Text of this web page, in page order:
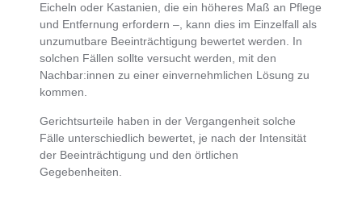
Eicheln oder Kastanien, die ein höheres Maß an Pflege
und Entfernung erfordern –, kann dies im Einzelfall als
unzumutbare Beeinträchtigung bewertet werden. In
solchen Fällen sollte versucht werden, mit den
Nachbar:innen zu einer einvernehmlichen Lösung zu
kommen.
Gerichtsurteile haben in der Vergangenheit solche
Fälle unterschiedlich bewertet , je nach der Intensität
der Beeinträchtigung und den örtlichen
Gegebenheiten.